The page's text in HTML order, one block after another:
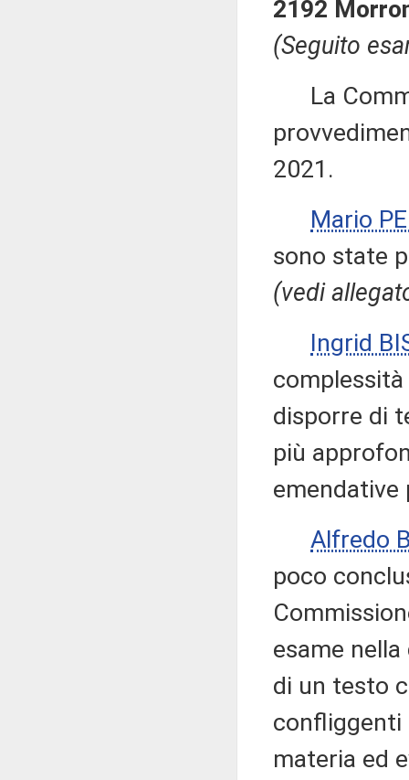
2192
(Seguito
La
2021.
Mario
sono state
(vedi
Ingrid
disporre di
più
emendative
Alfredo
poco
esame
di un testo
confliggenti
materia ed